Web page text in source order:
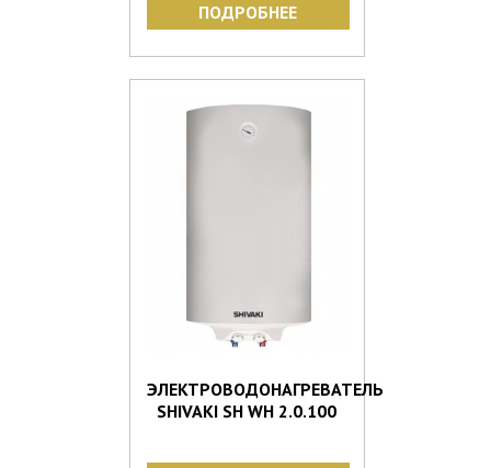
ПОДРОБНЕЕ
ЭЛЕКТРОВОДОНАГРЕВАТЕЛЬ
SHIVAKI SH WH 2.0.100